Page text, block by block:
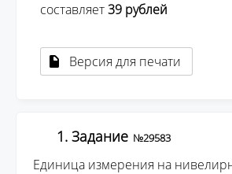
составляет 39 рублей
Версия для печати
1. Задание №29583
Единица измерения на